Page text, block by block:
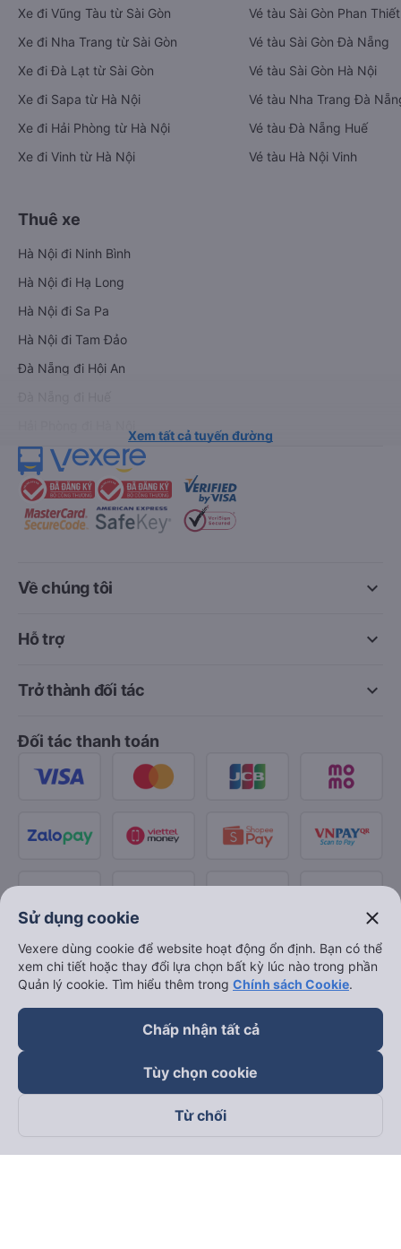
Xe đi Vũng Tàu từ Sài Gòn
Xe đi Nha Trang từ Sài Gòn
Xe đi Đà Lạt từ Sài Gòn
Xe đi Sapa từ Hà Nội
Xe đi Hải Phòng từ Hà Nội
Xe đi Vinh từ Hà Nội
Vé tàu Sài Gòn Phan Thiết
Vé tàu Sài Gòn Đà Nẵng
Vé tàu Sài Gòn Hà Nội
Vé tàu Nha Trang Đà
Vé tàu Đà Nẵng Huế
Vé tàu Hà Nội Vinh
Thuê xe
Hà Nội đi Ninh Bình
Hà Nội đi Hạ Long
Hà Nội đi Sa Pa
Hà Nội đi Tam Đảo
Đà Nẵng đi Hội An
Xem tất cả tuyến đường
keyboard_arrow_down
Về chúng tôi
keyboard_arrow_down
Hỗ trợ
keyboard_arrow_down
Trở thành đối tác
Đối tác thanh toán
Theo dõi chúng tôi trên
Sử dụng cookie close
Vexere dùng cookie để website hoạt động ổn định. Bạn có thể
xem chi tiết hoặc thay đổi lựa chọn bất kỳ lúc nào trong phần
Quản lý cookie. Tìm hiểu thêm trong Chính sách Cookie.
Chấp nhận tất cả
Tùy chọn cookie
Từ chối